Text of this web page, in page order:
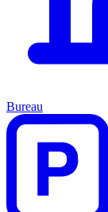
Bureau